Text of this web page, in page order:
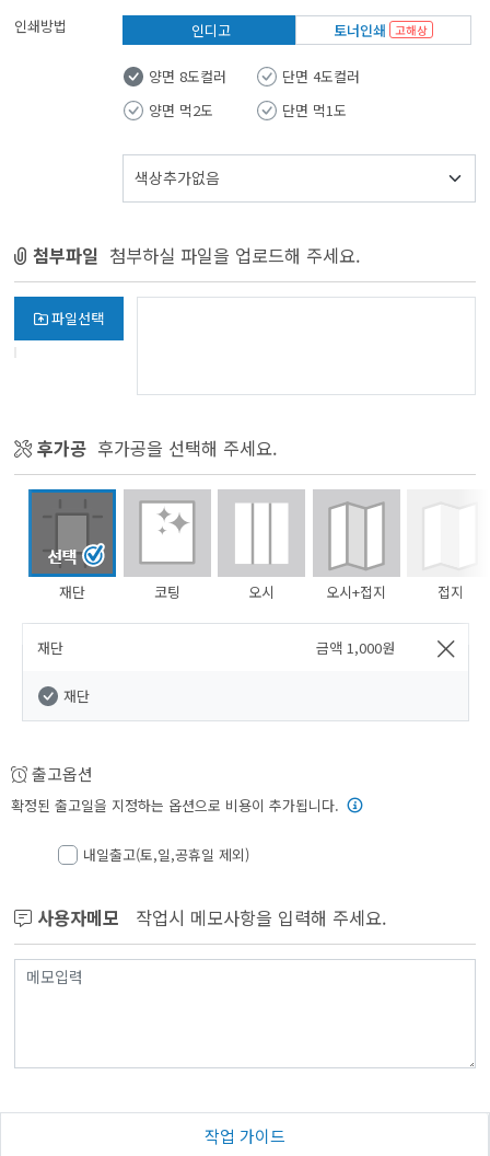
인쇄방법 인디고 토너인쇄 고해상
양면 8도컬러
단면 4도컬러
양면 먹2도
단면 먹1도
첨부파일 첨부하실 파일을 업로드해 주세요.
파일선택
후가공 후가공을 선택해 주세요.
재단 코팅 오시 오시+접지 접지
재단 금액 1,000원
재단
출고옵션
확정된 출고일을 지정하는 옵션으로 비용이 추가됩니다.
내일출고(토,일,공휴일 제외)
사용자메모 작업시 메모사항을 입력해 주세요.
작업 가이드